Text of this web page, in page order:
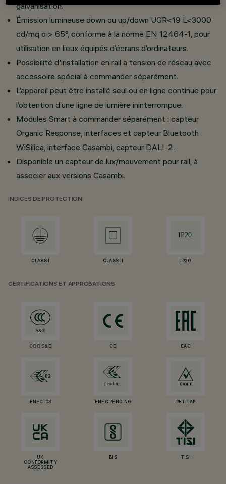
galvanisation.
Émission lumineuse down ou up/down UGR<19 L<3000
cd/mq α > 65°, conforme à la norme EN 12464-1, pour
utilisation en lieux équipés d’écrans d’ordinateurs.
Possibilité d'installation en rail à tension de réseau avec
accessoire spécial à commander séparément.
L’appareil peut être installé seul ou en ligne continue pour
l’obtention d’une ligne de lumière ininterrompue.
Modules Smart à commander séparément : capteur
Organic Response, interfaces et capteur Bluetooth
WiSilica, interface Casambi, capteur DALI-2.
Disponible un capteur de lux/mouvement pour rail, à
associer aux versions Casambi.
INDICES DE PROTECTION
CLASS I CLASS II IP20
CERTIFICATIONS ET APPROBATIONS
CCC S&E CE EAC
ENEC-03 ENEC PENDING RETILAP
UK
CONFORMITY
ASSESSED
BIS TISI